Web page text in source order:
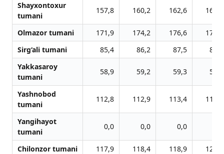
Shayxontoxur
tumani
157,8 160,2 162,6 165,4
Olmazor tumani 171,9 174,2 176,6
179,4
Sirg‘ali tumani
85,4 86,2 87,5
89,0
Yakkasaroy
tumani
58,9 59,2 59,3 59,5
Yashnobod
tumani
112,8 112,9 113,4 114,3
Yangihayot
tumani
0,0 0,0 0,0
Chilonzor tumani 117,9 118,4 118,9 120,1